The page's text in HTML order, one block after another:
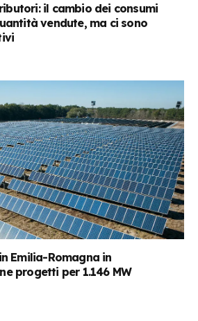
il cambio dei consumi
vendute, ma ci sono
Emilia-Romagna in
progetti per 1.146 MW